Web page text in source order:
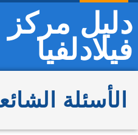
مركز